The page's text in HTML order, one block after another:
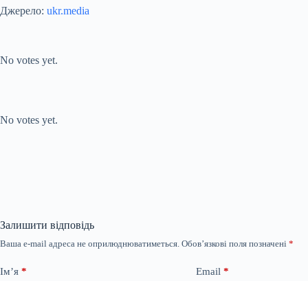
Джерело: ukr.media
No votes yet.
No votes yet.
Залишити відповідь
Ваша e-mail адреса не оприлюднюватиметься. Обов’язкові поля позначені *
Ім’я * Email *